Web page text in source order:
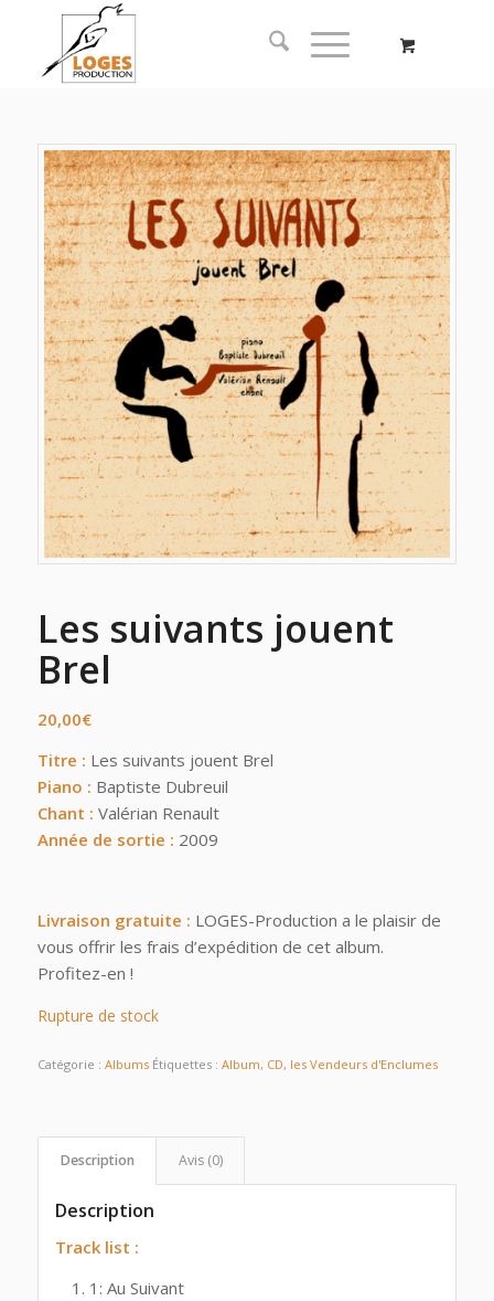
Les suivants jouent
Brel
20,00€
Titre : Les suivants jouent Brel
Piano : Baptiste Dubreuil
Chant : Valérian Renault
Année de sortie : 2009
Livraison gratuite : LOGES-Production a le plaisir de
vous offrir les frais d’expédition de cet album.
Profitez-en !
Rupture de stock
Catégorie : Albums Étiquettes : Album, CD, les Vendeurs d'Enclumes
Description Avis (0)
Description
Track list :
1: Au Suivant